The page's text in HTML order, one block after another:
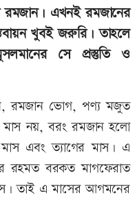
এখনই রমজানের
খুবই জরুরি। তাহলে
সে প্রস্তুতি ও
রমজান ভোগ, পণ্য মজুত
মাস নয়, বরং রমজান হলো
এবং ত্যাগের মাস। এ
রহমত বরকত মাগফেরাত
তাই এ মাসের আগমনের